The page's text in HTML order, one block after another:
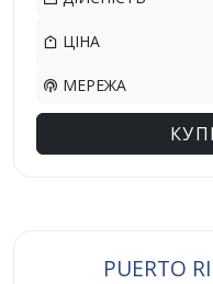
ЦІНА
МЕРЕЖА
PUERTO